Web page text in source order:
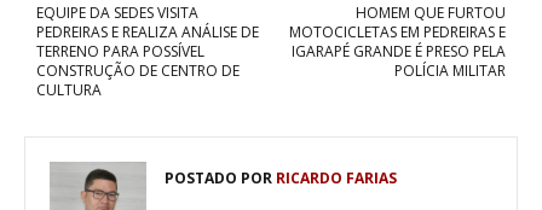
HOMEM QUE FURTOU
MOTOCICLETAS EM PEDREIRAS E
IGARAPÉ GRANDE É PRESO PELA
POLÍCIA MILITAR
EQUIPE DA SEDES VISITA
PEDREIRAS E REALIZA ANÁLISE DE
TERRENO PARA POSSÍVEL
CONSTRUÇÃO DE CENTRO DE
CULTURA
POSTADO POR RICARDO FARIAS